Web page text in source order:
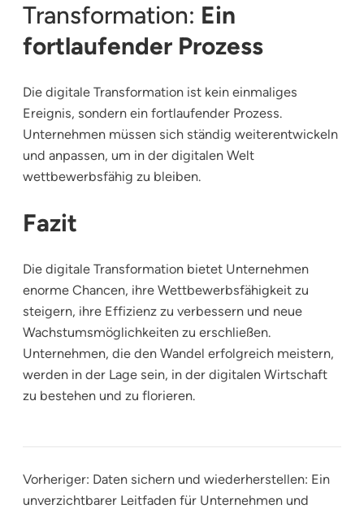
Transformation: Ein
fortlaufender Prozess
Die digitale Transformation ist kein einmaliges
Ereignis, sondern ein fortlaufender Prozess.
Unternehmen müssen sich ständig weiterentwickeln
und anpassen, um in der digitalen Welt
wettbewerbsfähig zu bleiben.
Fazit
Die digitale Transformation bietet Unternehmen
enorme Chancen, ihre Wettbewerbsfähigkeit zu
steigern, ihre Effizienz zu verbessern und neue
Wachstumsmöglichkeiten zu erschließen.
Unternehmen, die den Wandel erfolgreich meistern,
werden in der Lage sein, in der digitalen Wirtschaft
zu bestehen und zu florieren.
Vorheriger: Daten sichern und wiederherstellen: Ein
unverzichtbarer Leitfaden für Unternehmen und